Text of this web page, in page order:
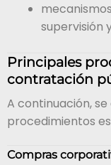
supervisión
Principales
contratación
A continuación,
procedimientos
Compras